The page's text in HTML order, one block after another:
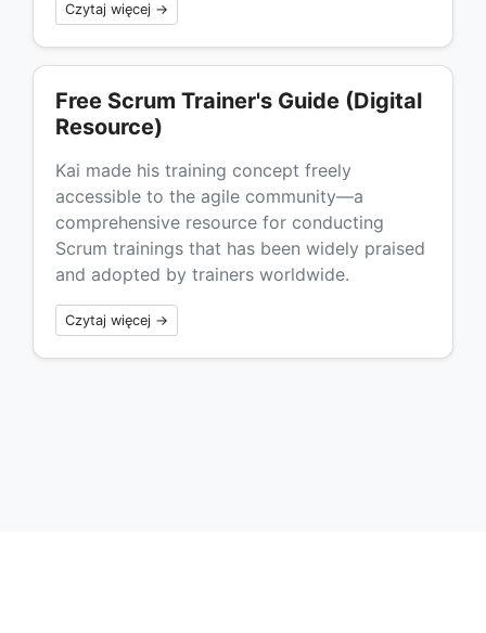
Czytaj więcej →
Free Scrum Trainer's Guide (Digital
Resource)
Kai made his training concept freely
accessible to the agile community—a
comprehensive resource for conducting
Scrum trainings that has been widely praised
and adopted by trainers worldwide.
Czytaj więcej →